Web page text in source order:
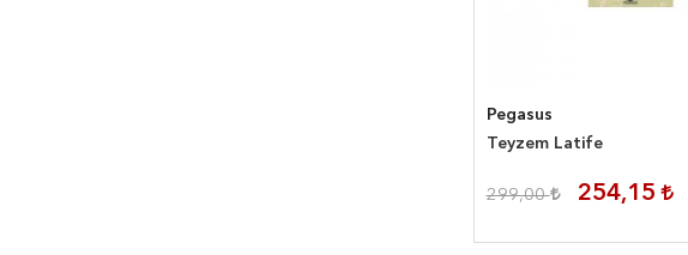
Pegasus
Teyzem Latife
299,00 254,15